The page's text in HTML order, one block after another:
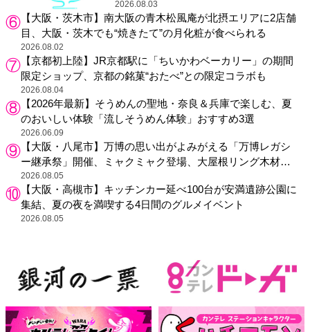
2026.08.03
【大阪・茨木市】南大阪の青木松風庵が北摂エリアに2店舗
目、大阪・茨木でも“焼きたて”の月化粧が食べられる
2026.08.02
【京都初上陸】JR京都駅に「ちいかわベーカリー」の期間
限定ショップ、京都の銘菓“おたべ”との限定コラボも
2026.08.04
【2026年最新】そうめんの聖地・奈良＆兵庫で楽しむ、夏
のおいしい体験「流しそうめん体験」おすすめ3選
2026.06.09
【大阪・八尾市】万博の思い出がよみがえる「万博レガシ
ー継承祭」開催、ミャクミャク登場、大屋根リング木材展
示も
2026.08.05
【大阪・高槻市】キッチンカー延べ100台が安満遺跡公園に
集結、夏の夜を満喫する4日間のグルメイベント
2026.08.05